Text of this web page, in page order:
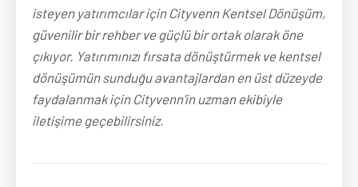
isteyen yatırımcılar için Cityvenn Kentsel Dönüşüm,
güvenilir bir rehber ve güçlü bir ortak olarak öne
çıkıyor. Yatırımınızı fırsata dönüştürmek ve kentsel
dönüşümün sunduğu avantajlardan en üst düzeyde
faydalanmak için Cityvenn'in uzman ekibiyle
iletişime geçebilirsiniz.